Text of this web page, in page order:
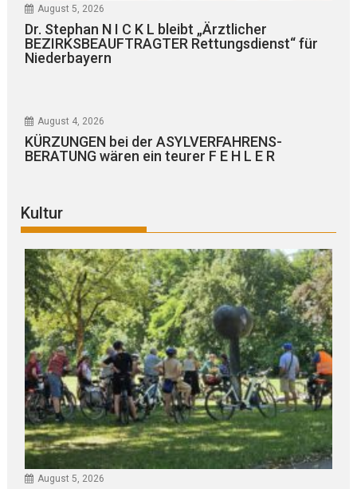
August 5, 2026
Dr. Stephan N I C K L bleibt „Ärztlicher
BEZIRKSBEAUFTRAGTER Rettungsdienst“ für
Niederbayern
August 4, 2026
KÜRZUNGEN bei der ASYLVERFAHRENS-
BERATUNG wären ein teurer F E H L E R
Kultur
August 5, 2026